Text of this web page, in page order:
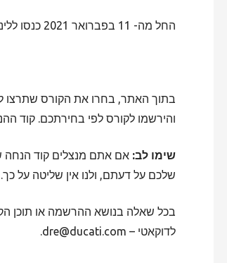
החל מה- 11 בפברואר 2021 כנסו ללינק הזה לטובת ההרשמה:
והירשמו לקורס לפי בחירתכם. קוד
שימו לב: אם אתם מנצלים קוד הנחה
שלכם על דעתם, ולנו אין שליטה על כך.
בכל שאלה בנושא ההרשמה או תוכן
לדוקאטי – dre@ducati.com.